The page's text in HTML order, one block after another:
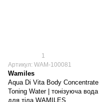
1
Артикул: WAM-100081
Wamiles
Aqua Di Vita Body Concentrate
Toning Water | тонізуюча вода
для тіла WAMILES